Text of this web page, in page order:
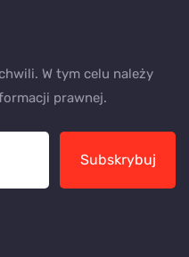
W tym celu należy
prawnej.
Subskrybuj